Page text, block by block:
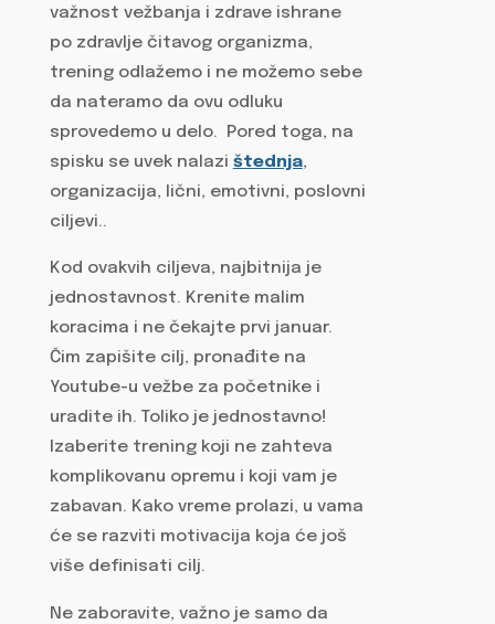
važnost vežbanja i zdrave ishrane
po zdravlje čitavog organizma,
trening odlažemo i ne možemo sebe
da nateramo da ovu odluku
sprovedemo u delo. Pored toga, na
spisku se uvek nalazi štednja,
organizacija, lični, emotivni, poslovni
ciljevi..
Kod ovakvih ciljeva, najbitnija je
jednostavnost. Krenite malim
koracima i ne čekajte prvi januar.
Čim zapišite cilj, pronađite na
Youtube-u vežbe za početnike i
uradite ih. Toliko je jednostavno!
Izaberite trening koji ne zahteva
komplikovanu opremu i koji vam je
zabavan. Kako vreme prolazi, u vama
će se razviti motivacija koja će još
više definisati cilj.
Ne zaboravite, važno je samo da